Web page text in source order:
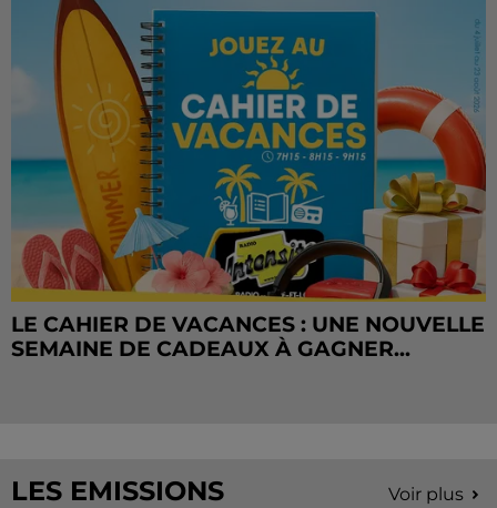
LE CAHIER DE VACANCES : UNE NOUVELLE
SEMAINE DE CADEAUX À GAGNER...
LES EMISSIONS Voir plus